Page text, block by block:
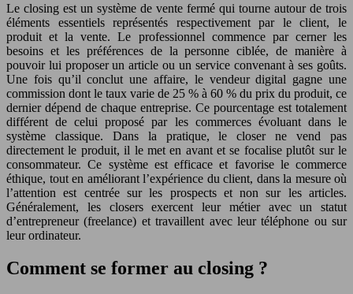
Le closing est un système de vente fermé qui tourne autour de trois
éléments essentiels représentés respectivement par le client, le
produit et la vente. Le professionnel commence par cerner les
besoins et les préférences de la personne ciblée, de manière à
pouvoir lui proposer un article ou un service convenant à ses goûts.
Une fois qu’il conclut une affaire, le vendeur digital gagne une
commission dont le taux varie de 25 % à 60 % du prix du produit, ce
dernier dépend de chaque entreprise. Ce pourcentage est totalement
différent de celui proposé par les commerces évoluant dans le
système classique. Dans la pratique, le closer ne vend pas
directement le produit, il le met en avant et se focalise plutôt sur le
consommateur. Ce système est efficace et favorise le commerce
éthique, tout en améliorant l’expérience du client, dans la mesure où
l’attention est centrée sur les prospects et non sur les articles.
Généralement, les closers exercent leur métier avec un statut
d’entrepreneur (freelance) et travaillent avec leur téléphone ou sur
leur ordinateur.
Comment se former au closing ?